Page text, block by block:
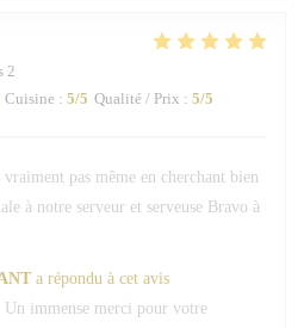
2
Cuisine : 5/5 Qualité / Prix : 5/5
pas même en cherchant bien
à notre serveur et serveuse Bravo à
a répondu à cet avis
immense merci pour votre